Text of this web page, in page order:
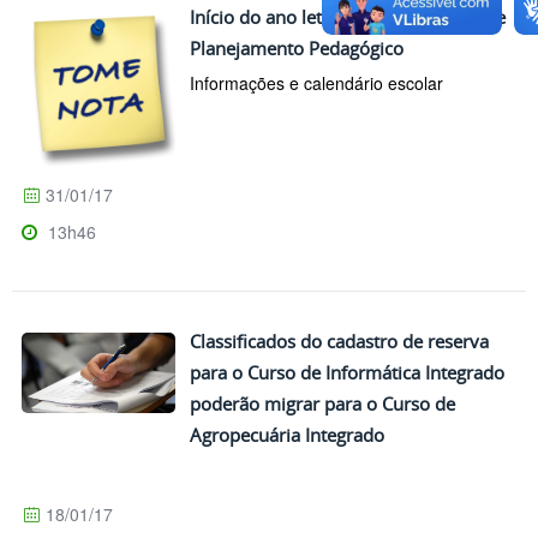
Início do ano letivo 2017 e Semana de
Planejamento Pedagógico
Informações e calendário escolar
31/01/17
13h46
Classificados do cadastro de reserva
para o Curso de Informática Integrado
poderão migrar para o Curso de
Agropecuária Integrado
18/01/17